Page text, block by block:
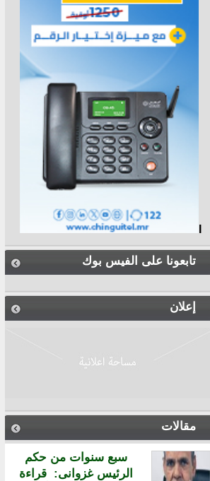
تابعونا على الفيس بوك
إعلان
مقالات
سبع سنوات من حكم
الرئيس غزوانى: قراءة